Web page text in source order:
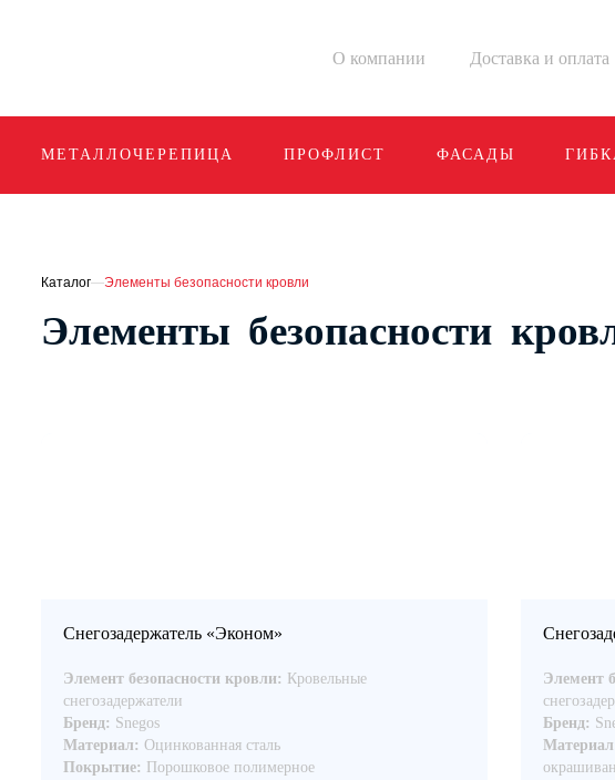
О компании Доставка и оплата
МЕТАЛЛОЧЕРЕПИЦА ПРОФЛИСТ ФАСАДЫ
Каталог—Элементы безопасности кровли
Элементы безопасности
Снегозадержатель «Эконом»
Элемент безопасности кровли: Кровельные
снегозадержатели
Бренд: Snegos
Материал: Оцинкованная сталь
Покрытие: Порошковое полимерное
Элемент
Бренд: